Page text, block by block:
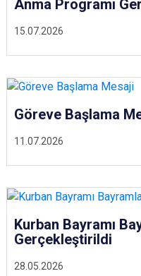
15.07.2026
Anma Programı
11.07.2026
Göreve Başlama
28.05.2026
Kurban Bayramı
Gerçekleştirildi